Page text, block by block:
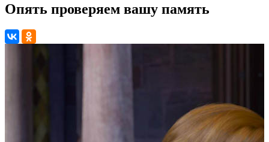
Опять проверяем вашу память